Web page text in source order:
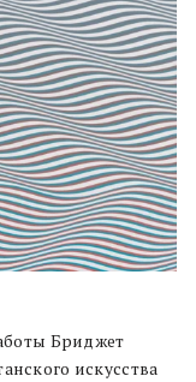
Бриджет
искусства